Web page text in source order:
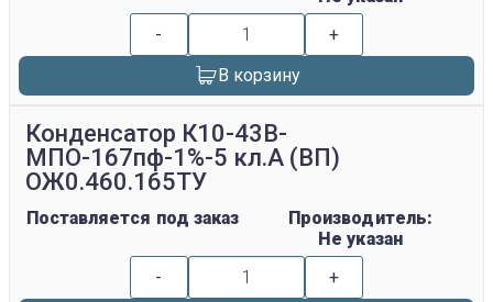
-
+
В корзину
Конденсатор К10-43В-
МПО-167пф-1%-5 кл.А (ВП)
ОЖ0.460.165ТУ
Поставляется под заказ
Производитель:
Не указан
-
+